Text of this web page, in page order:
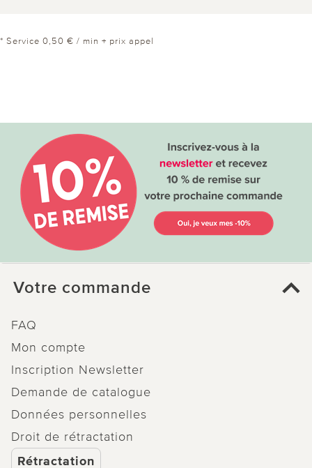
* Service 0,50 € / min + prix appel
Votre commande
FAQ
Mon compte
Inscription Newsletter
Demande de catalogue
Données personnelles
Droit de rétractation
Rétractation